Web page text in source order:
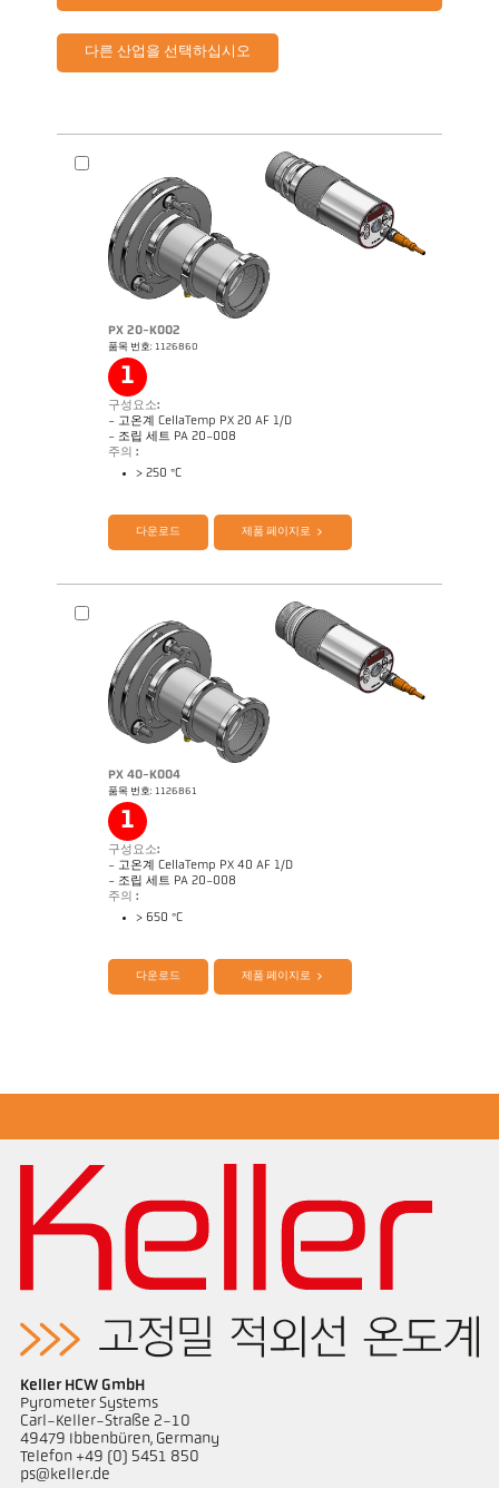
다른 산업을 선택하십시오
PX 20-K002
품목 번호: 1126860
1
구성요소:
- 고온계 CellaTemp PX 20 AF 1/D
- 조립 세트 PA 20-008
주의 :
> 250 °C
다운로드 제품 페이지로
PX 40-K004
품목 번호: 1126861
1
구성요소:
- 고온계 CellaTemp PX 40 AF 1/D
- 조립 세트 PA 20-008
주의 :
> 650 °C
도면 PX 40-K004
다운로드 제품 페이지로
Keller HCW GmbH
Pyrometer Systems
Carl-Keller-Straße 2-10
49479 Ibbenbüren, Germany
Telefon +49 (0) 5451 850
ps@keller.de